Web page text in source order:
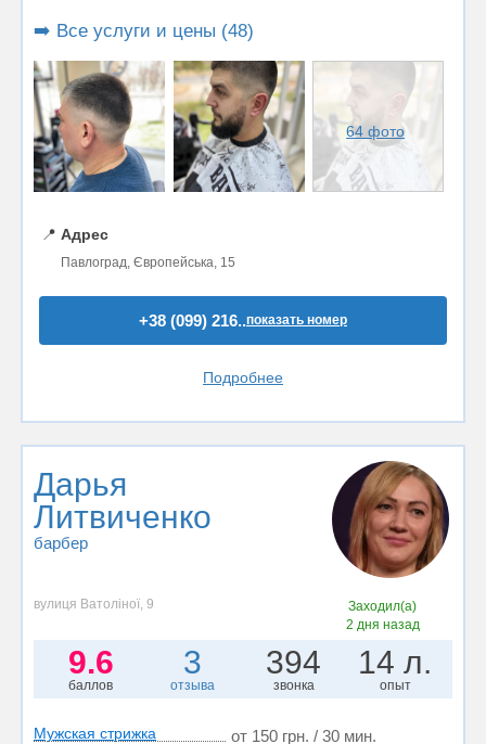
➡️ Все услуги и цены (48)
64 фото
📍 Адрес
Павлоград, Європейська, 15
+38 (099) 216..показать номер
Подробнее
Дарья
Литвиченко
барбер
вулиця Ватоліної, 9
Заходил(а)
2 дня назад
9.6
баллов
3
отзыва
394
звонка
14 л.
опыт
Мужская стрижка
от 150 грн. / 30 мин.